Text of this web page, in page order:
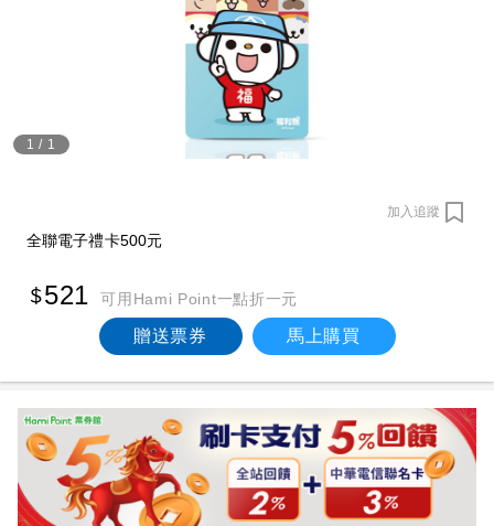
1 / 1
加入追蹤
全聯電子禮卡500元
521 可用Hami Point一點折一元
贈送票券 馬上購買